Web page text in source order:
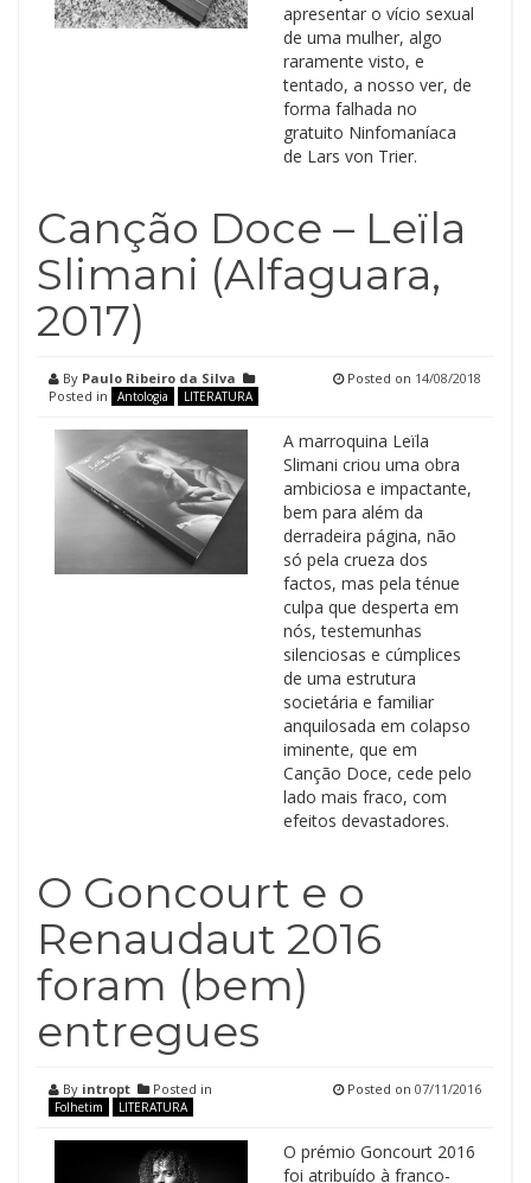
apresentar o vício sexual
de uma mulher, algo
raramente visto, e
tentado, a nosso ver, de
forma falhada no
gratuito Ninfomaníaca
de Lars von Trier.
Canção Doce – Leïla
Slimani (Alfaguara,
2017)
By Paulo Ribeiro da Silva
Posted in
Antologia LITERATURA
Posted on 14/08/2018
A marroquina Leïla
Slimani criou uma obra
ambiciosa e impactante,
bem para além da
derradeira página, não
só pela crueza dos
factos, mas pela ténue
culpa que desperta em
nós, testemunhas
silenciosas e cúmplices
de uma estrutura
societária e familiar
anquilosada em colapso
iminente, que em
Canção Doce, cede pelo
lado mais fraco, com
efeitos devastadores.
O Goncourt e o
Renaudaut 2016
foram (bem)
entregues
By intropt Posted in
Folhetim LITERATURA
Posted on 07/11/2016
O prémio Goncourt 2016
foi atribuído à franco-